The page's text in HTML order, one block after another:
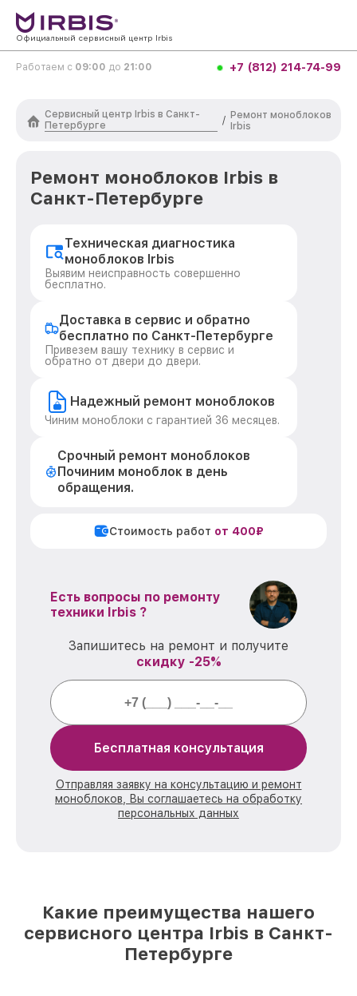
Официальный сервисный центр Irbis
Работаем с 09:00 до 21:00 +7 (812) 214-74-99
Сервисный центр Irbis в Санкт-
Петербурге
/ Ремонт моноблоков
Irbis
Ремонт моноблоков Irbis в
Санкт-Петербурге
Техническая диагностика
моноблоков Irbis
Выявим неисправность совершенно
бесплатно.
Доставка в сервис и обратно
бесплатно по Санкт-Петербурге
Привезем вашу технику в сервис и
обратно от двери до двери.
Надежный ремонт моноблоков
Чиним моноблоки с гарантией 36 месяцев.
Срочный ремонт моноблоков
Починим моноблок в день
обращения.
Стоимость работ от 400₽
Есть вопросы по ремонту
техники Irbis ?
Запишитесь на ремонт и получите
скидку -25%
Бесплатная консультация
Отправляя заявку на консультацию и ремонт
моноблоков, Вы соглашаетесь на обработку
персональных данных
Какие преимущества нашего
сервисного центра Irbis в Санкт-
Петербурге